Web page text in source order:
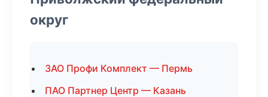
округ
ЗАО Профи Комплект — Пермь
ПАО Партнер Центр — Казань